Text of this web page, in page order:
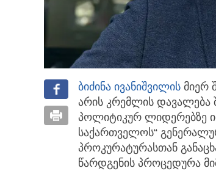
ბიძინა ივანიშვილის მიერ
არის კრემლის დავალება
პოლიტიკურ ლიდერებზე
საქართველოს“
პროკურატურასთან
წარდგენის პროცედურა